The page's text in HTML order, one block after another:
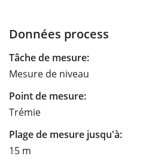
Données process
Tâche de mesure:
Mesure de niveau
Point de mesure:
Trémie
Plage de mesure jusqu'à:
15 m